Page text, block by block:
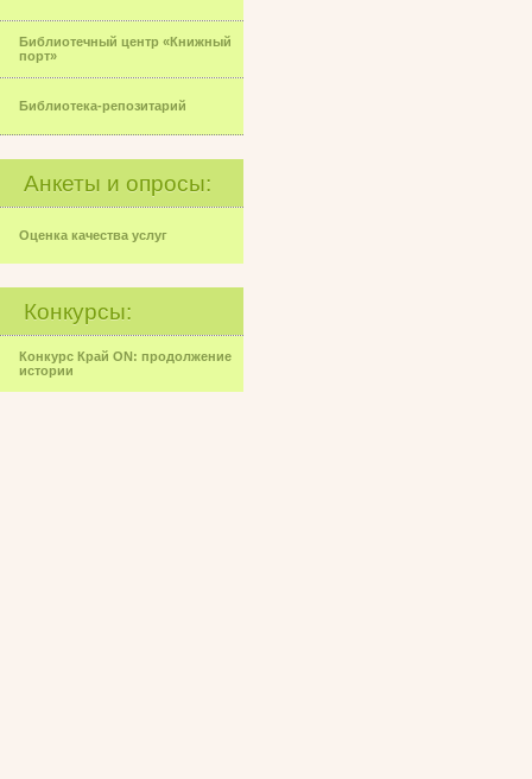
Библиотечный центр «Книжный
порт»
Библиотека-репозитарий
Анкеты и опросы:
Оценка качества услуг
Конкурсы:
Конкурс Край ON: продолжение
истории